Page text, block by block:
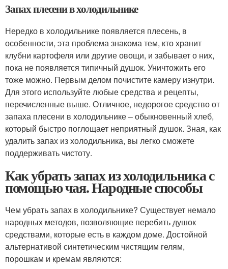
Запах плесени в холодильнике
Нередко в холодильнике появляется плесень, в
особенности, эта проблема знакома тем, кто хранит
клубни картофеля или другие овощи, и забывает о них,
пока не появляется типичный душок. Уничтожить его
тоже можно. Первым делом почистите камеру изнутри.
Для этого используйте любые средства и рецепты,
перечисленные выше. Отличное, недорогое средство от
запаха плесени в холодильнике – обыкновенный хлеб,
который быстро поглощает неприятный душок. Зная, как
удалить запах из холодильника, вы легко сможете
поддерживать чистоту.
Как убрать запах из холодильника с
помощью чая. Народные способы
Чем убрать запах в холодильнике? Существует немало
народных методов, позволяющие перебить душок
средствами, которые есть в каждом доме. Достойной
альтернативой синтетическим чистящим гелям,
порошкам и кремам являются: